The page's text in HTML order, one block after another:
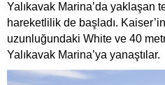
Yalıkavak Marina’da yaklaşan
hareketlilik de başladı.
uzunluğundaki White ve 40
Yalıkavak Marina’ya yanaştılar.